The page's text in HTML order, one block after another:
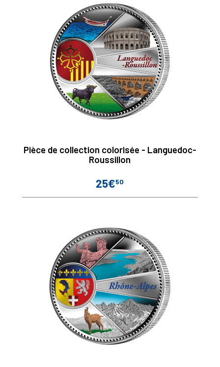
Pièce de collection colorisée - Languedoc-
Roussillon
Prix
25€50